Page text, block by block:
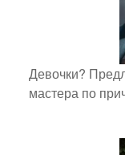
Девочки?
мастера по